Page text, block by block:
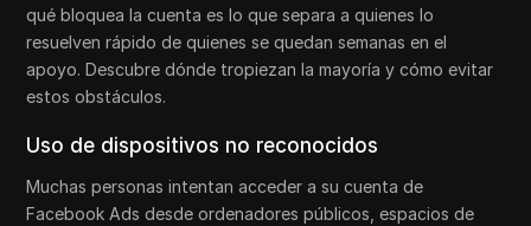
qué bloquea la cuenta es lo que separa a quienes lo
resuelven rápido de quienes se quedan semanas en el
apoyo. Descubre dónde tropiezan la mayoría y cómo evitar
estos obstáculos.
Uso de dispositivos no reconocidos
Muchas personas intentan acceder a su cuenta de
Facebook Ads desde ordenadores públicos, espacios de